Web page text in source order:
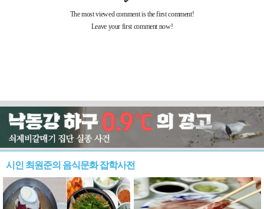
시인 최원준의 음식문화 잡학사전